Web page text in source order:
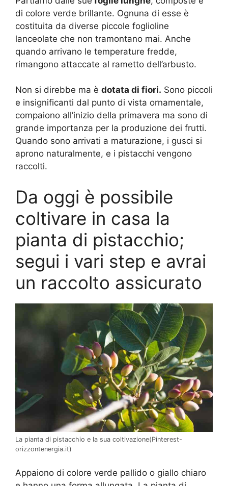
di colore verde brillante. Ognuna di esse è
costituita da diverse piccole foglioline
lanceolate che non tramontano mai. Anche
quando arrivano le temperature fredde,
rimangono attaccate al rametto dell’arbusto.
Non si direbbe ma è dotata di fiori. Sono piccoli
e insignificanti dal punto di vista ornamentale,
compaiono all’inizio della primavera ma sono di
grande importanza per la produzione dei frutti.
Quando sono arrivati a maturazione, i gusci si
aprono naturalmente, e i pistacchi vengono
raccolti.
Da oggi è possibile
coltivare in casa la
pianta di pistacchio;
segui i vari step e avrai
un raccolto assicurato
La pianta di pistacchio e la sua coltivazione(Pinterest-
orizzontenergia.it)
Appaiono di colore verde pallido o giallo chiaro